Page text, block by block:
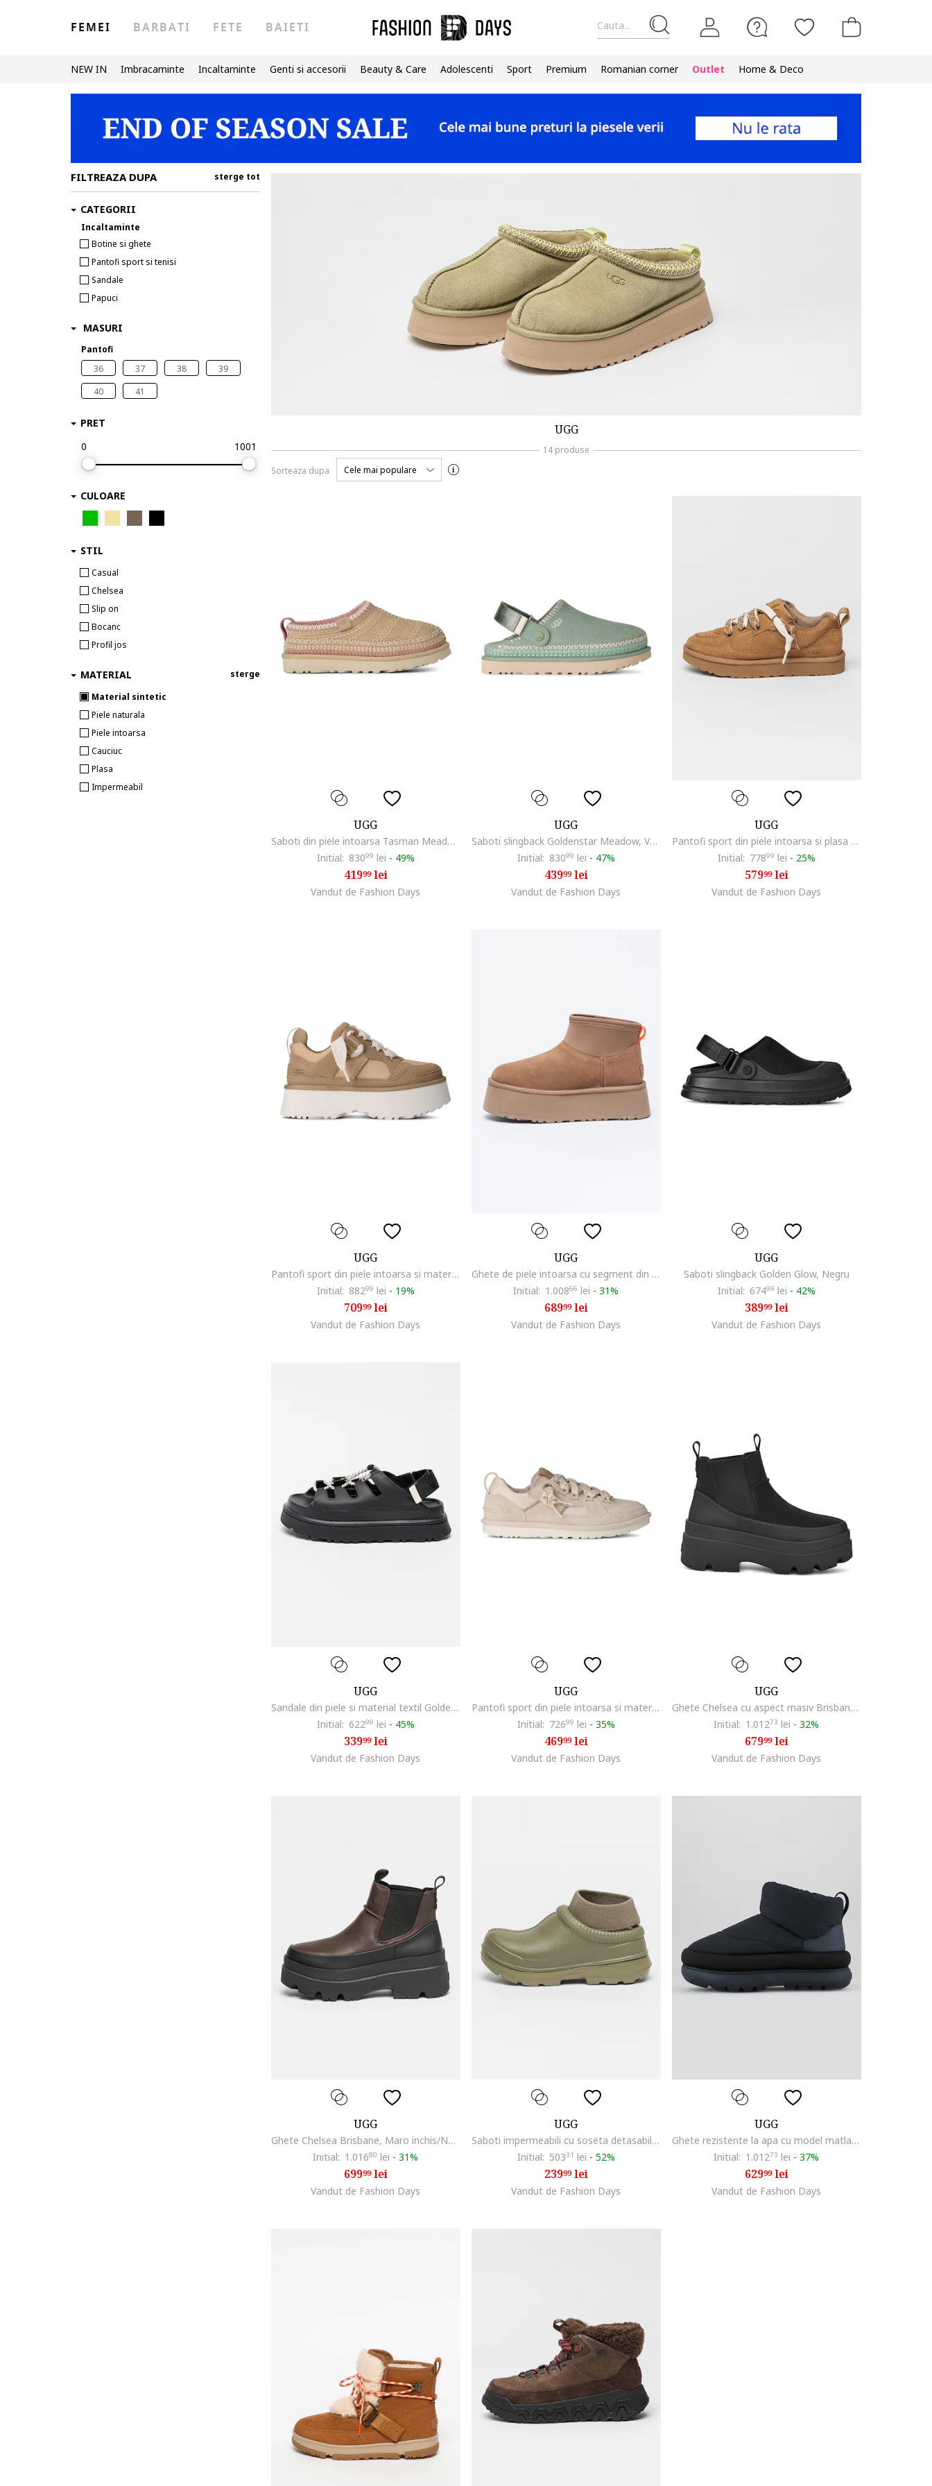
Cauta...
FEMEI BARBATI FETE BAIETI
NEW IN Imbracaminte Incaltaminte Genti si accesorii Beauty & Care Adolescenti Sport Premium Romanian corner Outlet Home & Deco
UGG
14 produse
Sorteaza dupa
Cele mai populare
UGG
Saboti din piele intoarsa Tasman Meadow, Maro nisip
Initial: 83099 lei - 49%
41999lei
Vandut de Fashion Days
UGG
Saboti slingback Goldenstar Meadow, Verde deschis
Initial: 83099 lei - 47%
43999lei
Vandut de Fashion Days
UGG
Pantofi sport din piele intoarsa si plasa Lo Lowmel, Maro scortisoara
Initial: 77899 lei - 25%
57999lei
Vandut de Fashion Days
UGG
Pantofi sport din piele intoarsa si material textil cu talpa demi-wedge Astromel, Bej
Initial: 88299 lei - 19%
70999lei
Vandut de Fashion Days
UGG
Ghete de piele intoarsa cu segment din material textil Classic Mini Dipper, Maro nisip
Initial: 1.00866 lei -31%
68999lei
Vandut de Fashion Days
UGG
Saboti slingback Golden Glow, Negru
Initial: 67499 lei - 42%
38999lei
Vandut de Fashion Days
UGG
Sandale din piele si material textil Golden Glow, Negru
Initial: 62299 lei - 45%
33999lei
Vandut de Fashion Days
UGG
Pantofi sport din piele intoarsa si material textil Minimel, Bej deschis
Initial: 72699 lei - 35%
46999lei
Vandut de Fashion Days
UGG
Ghete Chelsea cu aspect masiv Brisbane, Negru
Initial: 1.01273 lei -32%
67999lei
Vandut de Fashion Days
UGG
Ghete Chelsea Brisbane, Maro inchis/Negru
Initial: 1.01680 lei -31%
69999lei
Vandut de Fashion Days
UGG
Saboti impermeabili cu soseta detasabila Tasman X, Verde masliniu
Initial: 50331 lei - 52%
23999lei
Vandut de Fashion Days
UGG
Ghete rezistente la apa cu model matlasat fara inchidere Maxi Mini Boots, Negru
Initial: 1.01273 lei -37%
62999lei
Vandut de Fashion Days
FILTREAZA DUPA sterge tot
CATEGORII
Incaltaminte
Botine si ghete
Pantofi sport si tenisi
Sandale
Papuci
MASURI
Pantofi
36
37 38
39
40
41
PRET
0
1001
CULOARE
STIL
Casual
Chelsea
Slip on
Bocanc
Profil jos
MATERIAL
Material sintetic
Piele naturala
Piele intoarsa
Cauciuc
Plasa
Impermeabil
sterge